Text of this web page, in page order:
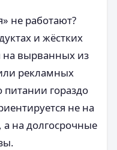
не работают?
и жёстких
на вырванных из
рекламных
питании гораздо
не на
на долгосрочные